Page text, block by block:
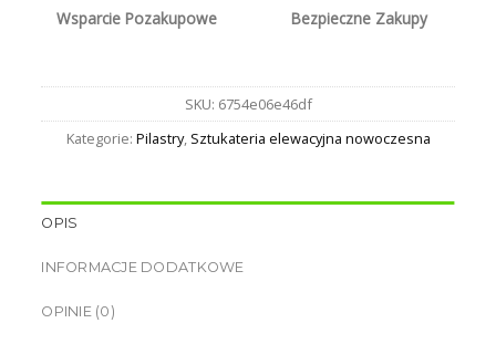
Wsparcie Pozakupowe Bezpieczne Zakupy
SKU: 6754e06e46df
Kategorie: Pilastry, Sztukateria elewacyjna nowoczesna
OPIS
INFORMACJE DODATKOWE
OPINIE (0)